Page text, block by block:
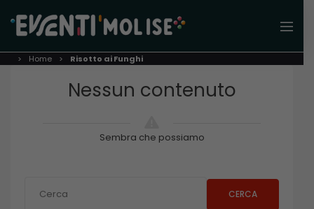
Home Risotto ai Funghi
Nessun contenuto
Sembra che possiamo
CERCA